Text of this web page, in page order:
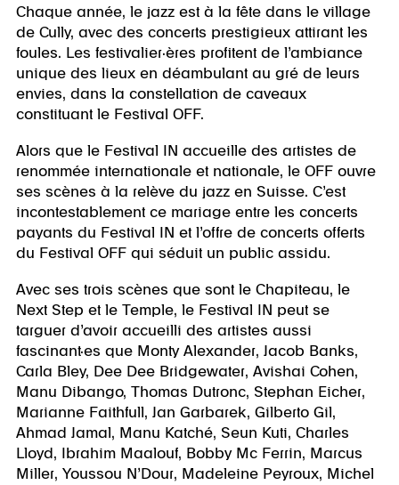
Chaque année, le jazz est à la fête dans le village
de Cully, avec des concerts prestigieux attirant les
foules. Les festivalier·ères profitent de l’ambiance
unique des lieux en déambulant au gré de leurs
envies, dans la constellation de caveaux
constituant le Festival OFF.
Alors que le Festival IN accueille des artistes de
renommée internationale et nationale, le OFF ouvre
ses scènes à la relève du jazz en Suisse. C’est
incontestablement ce mariage entre les concerts
payants du Festival IN et l’offre de concerts offerts
du Festival OFF qui séduit un public assidu.
Avec ses trois scènes que sont le Chapiteau, le
Next Step et le Temple, le Festival IN peut se
targuer d’avoir accueilli des artistes aussi
fascinant·es que Monty Alexander, Jacob Banks,
Carla Bley, Dee Dee Bridgewater, Avishai Cohen,
Manu Dibango, Thomas Dutronc, Stephan Eicher,
Marianne Faithfull, Jan Garbarek, Gilberto Gil,
Ahmad Jamal, Manu Katché, Seun Kuti, Charles
Lloyd, Ibrahim Maalouf, Bobby Mc Ferrin, Marcus
Miller, Youssou N’Dour, Madeleine Peyroux, Michel